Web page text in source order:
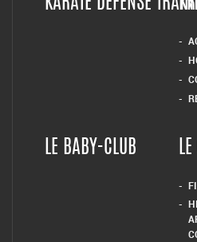
KARATE DEFENSE
LE BABY-CLUB